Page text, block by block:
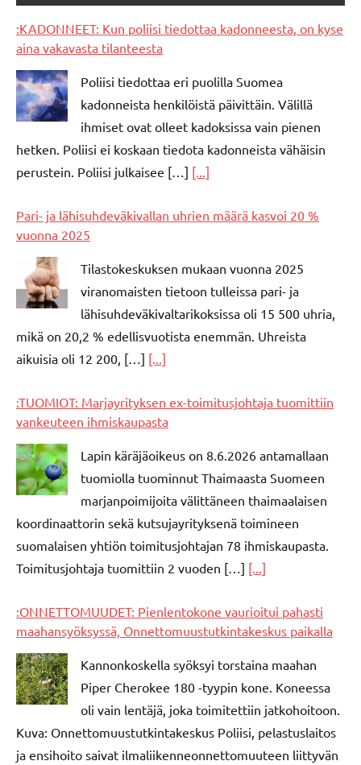
:KADONNEET: Kun poliisi tiedottaa kadonneesta, on kyse
aina vakavasta tilanteesta
Poliisi tiedottaa eri puolilla Suomea
kadonneista henkilöistä päivittäin. Välillä
ihmiset ovat olleet kadoksissa vain pienen
hetken. Poliisi ei koskaan tiedota kadonneista vähäisin
perustein. Poliisi julkaisee […] [...]
Pari- ja lähisuhdeväkivallan uhrien määrä kasvoi 20 %
vuonna 2025
Tilastokeskuksen mukaan vuonna 2025
viranomaisten tietoon tulleissa pari- ja
lähisuhdeväkivaltarikoksissa oli 15 500 uhria,
mikä on 20,2 % edellisvuotista enemmän. Uhreista
aikuisia oli 12 200, […] [...]
:TUOMIOT: Marjayrityksen ex-toimitusjohtaja tuomittiin
vankeuteen ihmiskaupasta
Lapin käräjäoikeus on 8.6.2026 antamallaan
tuomiolla tuominnut Thaimaasta Suomeen
marjanpoimijoita välittäneen thaimaalaisen
koordinaattorin sekä kutsujayrityksenä toimineen
suomalaisen yhtiön toimitusjohtajan 78 ihmiskaupasta.
Toimitusjohtaja tuomittiin 2 vuoden […] [...]
:ONNETTOMUUDET: Pienlentokone vaurioitui pahasti
maahansyöksyssä, Onnettomuustutkintakeskus paikalla
Kannonkoskella syöksyi torstaina maahan
Piper Cherokee 180 -tyypin kone. Koneessa
oli vain lentäjä, joka toimitettiin jatkohoitoon.
Kuva: Onnettomuustutkintakeskus Poliisi, pelastuslaitos
ja ensihoito saivat ilmaliikenneonnettomuuteen liittyvän